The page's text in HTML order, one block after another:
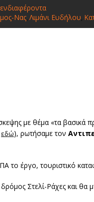
ενδιαφέροντα
Νας, Λιμάνι Ευδήλου,
με θέμα «τα
εδώ), ρωτήσαμε τον
το έργο, τουριστικό
Στελί-Ράχες και θα